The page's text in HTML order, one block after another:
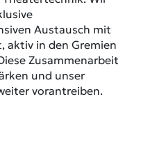
Austausch mit
aktiv in den Gremien
Zusammenarbeit
und unser
vorantreiben.